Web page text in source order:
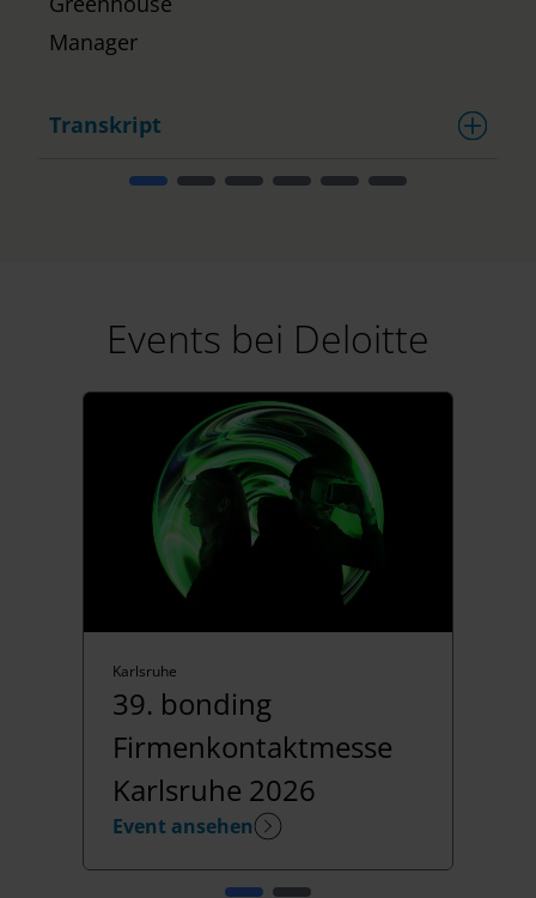
Manager
Transkript
Events bei Deloitte
Karlsruhe
39. bonding
Firmenkontaktmesse
Karlsruhe 2026
Event ansehen